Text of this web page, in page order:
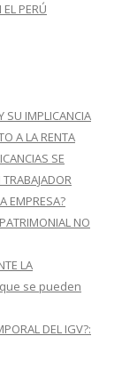
PERÚ
SU IMPLICANCIA
A LA RENTA
SE
EMPRESA?
NO
LA
que se pueden
DEL IGV?: